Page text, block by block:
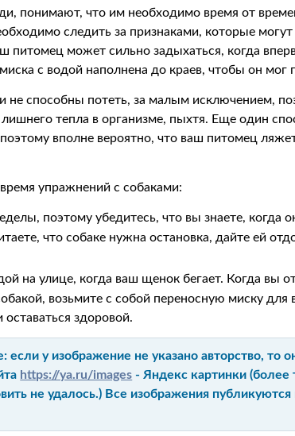
понимают, что им необходимо время от
следить за признаками, которые могут
питомец может сильно задыхаться, когда
с водой наполнена до краев, чтобы он мог
не способны потеть, за малым исключением,
тепла в организме, пыхтя. Еще один
вполне вероятно, что ваш питомец
упражнений с собаками:
поэтому убедитесь, что вы знаете, когда
что собаке нужна остановка, дайте ей
на улице, когда ваш щенок бегает. Когда вы
возьмите с собой переносную миску для
здоровой.
у изображение не указано авторство, то
https://ya.ru/images - Яндекс картинки (более
не удалось.) Все изображения